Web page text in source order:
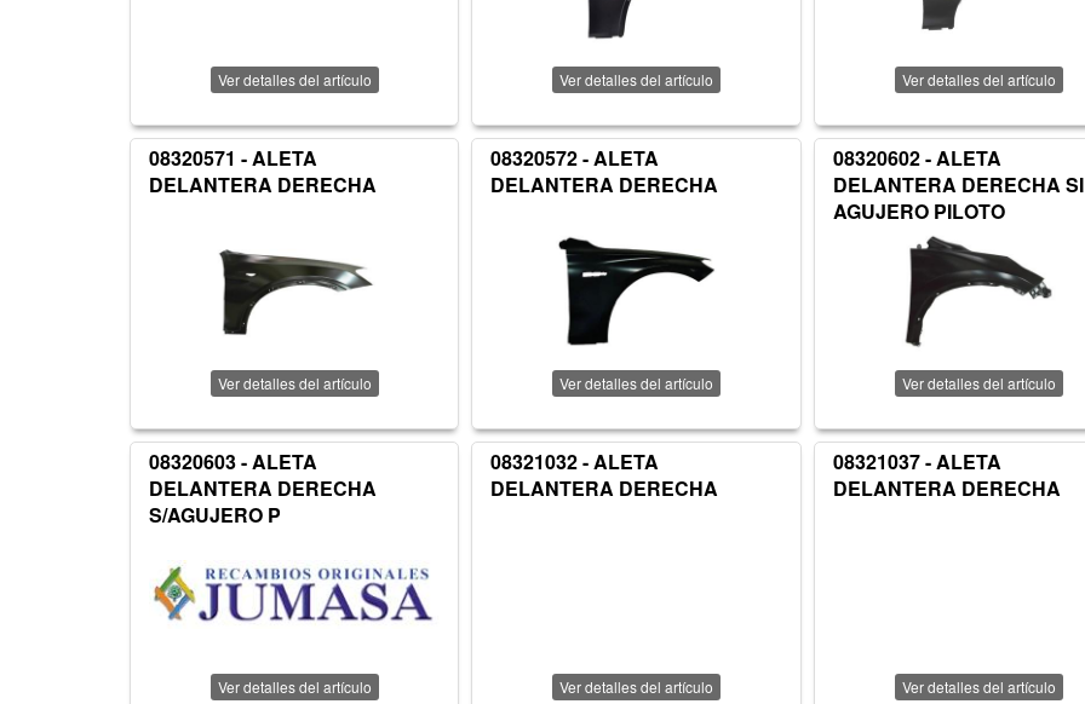
Ver detalles del artículo Ver detalles del artículo Ver detalles del artículo
08320571 - ALETA
DELANTERA DERECHA
Ver detalles del artículo
08320572 - ALETA
DELANTERA DERECHA
Ver detalles del artículo
08320602 - ALETA
DELANTERA DERECHA
AGUJERO PILOTO
Ver detalles del artículo
08320603 - ALETA
DELANTERA DERECHA
S/AGUJERO P
Ver detalles del artículo
08321032 - ALETA
DELANTERA DERECHA
Ver detalles del artículo
08321037 - ALETA
DELANTERA DERECHA
Ver detalles del artículo